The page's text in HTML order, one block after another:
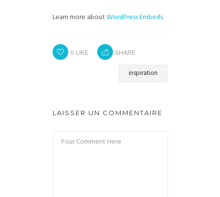
Learn more aboutWordPress Embeds.
0 LIKE SHARE
inspiration
LAISSER UN COMMENTAIRE